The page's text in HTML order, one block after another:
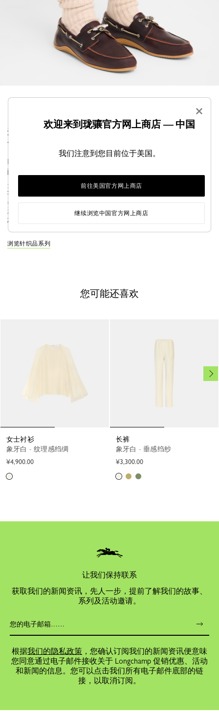
这款袜子为造型巧妙增添现代格调。简约实用，穿着
舒适，适合日常穿着。
Longchamp 为致力于探寻人生意义和成长进步的女性倾情呈
献 2026 秋冬成衣系列。秋季系列的廓形以流畅版型、旅行
灵感纯色设计与科技面料诠释游牧情怀与实用功能。冬季系
列则重返巴黎，从当地的建筑、设计与艺术中汲取创意灵
感。秋冬衣橱的线条更显硬朗，纹理质感交织碰撞，呈现全
新的表达方式：在多元结构与感官体验、浪漫自由与个性风
格之间，演绎平衡之美。...
浏览针织品系列
您可能还喜欢
女士衬衫
象牙白 - 纹理感绉绸
¥4,900.00
长裤
象牙白 - 垂感绉纱
¥3,300.00
让我们保持联系
获取我们的新闻资讯，先人一步，提前了解我们的故事、
系列及活动邀请。
根据我们的隐私政策 ，您确认订阅我们的新闻资讯便意味
您同意通过电子邮件接收关于 Longchamp 促销优惠、活动
和新闻的信息。您可以点击我们所有电子邮件底部的链
接，以取消订阅。
×
欢迎来到珑骧官方网上商店 — 中国
我们注意到您目前位于美国。
前往美国官方网上商店
继续浏览中国官方网上商店